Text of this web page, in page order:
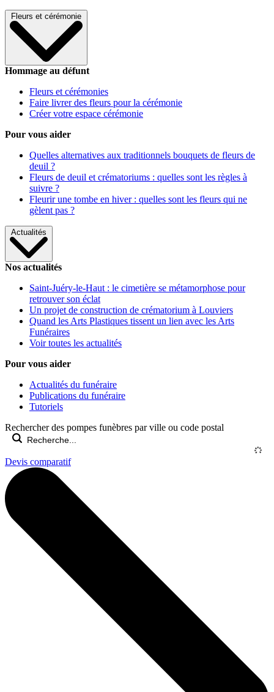
Fleurs et cérémonie
Hommage au défunt
Fleurs et cérémonies
Faire livrer des fleurs pour la cérémonie
Créer votre espace cérémonie
Pour vous aider
Quelles alternatives aux traditionnels bouquets de fleurs de
deuil ?
Fleurs de deuil et crématoriums : quelles sont les règles à
suivre ?
Fleurir une tombe en hiver : quelles sont les fleurs qui ne
gèlent pas ?
Actualités
Nos actualités
Saint-Juéry-le-Haut : le cimetière se métamorphose pour
retrouver son éclat
Un projet de construction de crématorium à Louviers
Quand les Arts Plastiques tissent un lien avec les Arts
Funéraires
Voir toutes les actualités
Pour vous aider
Actualités du funéraire
Publications du funéraire
Tutoriels
Rechercher des pompes funèbres par ville ou code postal
Devis comparatif